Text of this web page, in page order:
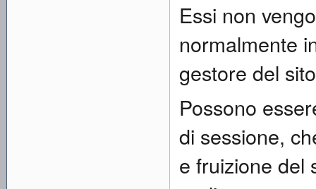
Essi non
normalmente
gestore del
Possono
di sessione,
e fruizione del